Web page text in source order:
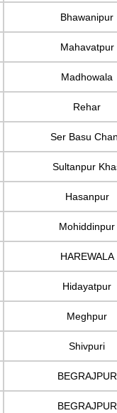
Bhawanipur
Mahavatpur
Madhowala
Rehar
Ser Basu
Sultanpur
Hasanpur
Mohiddinpur
HAREWALA
Hidayatpur
Meghpur
Shivpuri
BEGRAJPUR
BEGRAJPUR